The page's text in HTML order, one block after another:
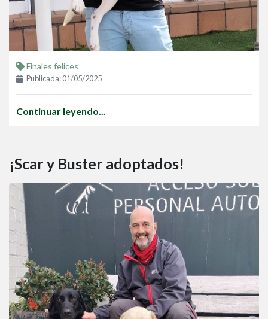
Finales felices
Publicada: 01/05/2025
Continuar leyendo...
¡Scar y Buster adoptados!